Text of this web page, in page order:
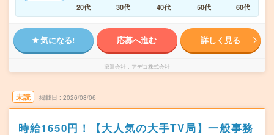
20代
30代 40代 50代 60代
気になる! 応募へ進む 詳しく見る
派遣会社 アデコ株式会社
未読 掲載日 2026/08/06
時給1650円！【大人気の大手TV局】一般事務